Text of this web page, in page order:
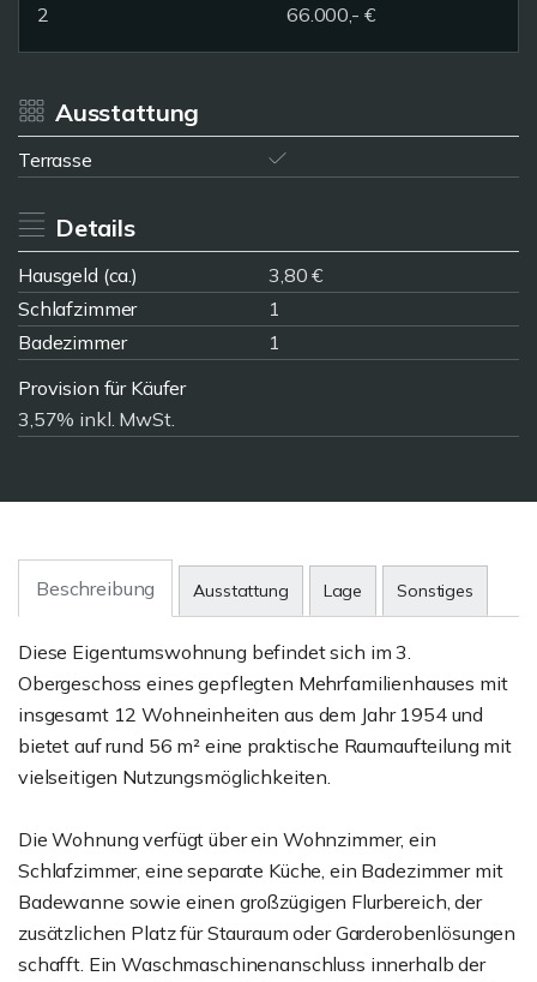
2
66.000,- €
Ausstattung
Terrasse
Details
Hausgeld (ca.)
3,80 €
Schlafzimmer
1
Badezimmer
1
Provision für Käufer
3,57% inkl. MwSt.
Beschreibung Ausstattung Lage Sonstiges
Diese Eigentumswohnung befindet sich im 3.
Obergeschoss eines gepflegten Mehrfamilienhauses mit
insgesamt 12 Wohneinheiten aus dem Jahr 1954 und
bietet auf rund 56 m² eine praktische Raumaufteilung mit
vielseitigen Nutzungsmöglichkeiten.
Die Wohnung verfügt über ein Wohnzimmer, ein
Schlafzimmer, eine separate Küche, ein Badezimmer mit
Badewanne sowie einen großzügigen Flurbereich, der
zusätzlichen Platz für Stauraum oder Garderobenlösungen
schafft. Ein Waschmaschinenanschluss innerhalb der